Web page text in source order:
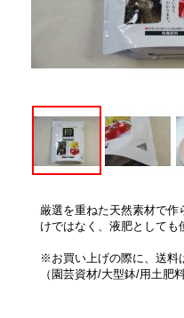
厳選を重ねた天然素材で
けではなく、液肥としても
※お買い上げの際に、送料
（園芸資材/大型鉢/用土肥